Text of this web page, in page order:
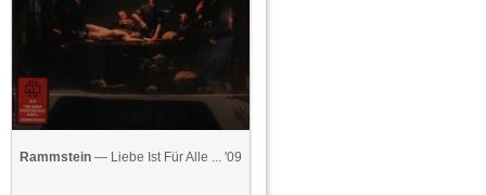
Rammstein — Liebe Ist Für Alle ... '09